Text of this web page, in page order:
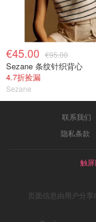
€45.00 €95.00
Sezane 条纹针织背心
4.7折捡漏
Sezane
联系我们
隐私条款
触
页面信息由用户分